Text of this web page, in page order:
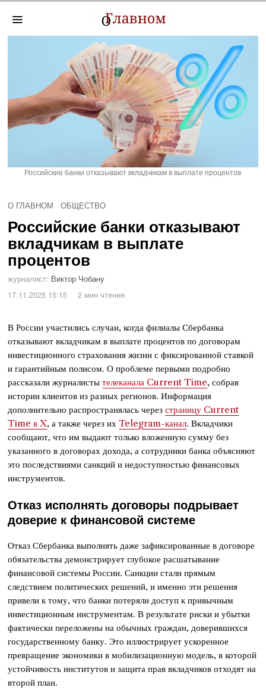
Российские банки отказывают вкладчикам в выплате процентов
О ГЛАВНОМ · ОБЩЕСТВО
Российские банки отказывают
вкладчикам в выплате
процентов
журналист: Виктор Чобану
17.11.2025 15:15
2 мин чтения
В России участились случаи, когда филиалы Сбербанка
отказывают вкладчикам в выплате процентов по договорам
инвестиционного страхования жизни с фиксированной ставкой
и гарантийным полисом. О проблеме первыми подробно
рассказали журналистытелеканала Current Time, собрав
истории клиентов из разных регионов. Информация
дополнительно распространялась черезстраницу Current
Time в X, а также через ихTelegram-канал. Вкладчики
сообщают, что им выдают только вложенную сумму без
указанного в договорах дохода, а сотрудники банка объясняют
это последствиями санкций и недоступностью финансовых
инструментов.
Отказ исполнять договоры подрывает
доверие к финансовой системе
Отказ Сбербанка выполнять даже зафиксированные в договоре
обязательства демонстрирует глубокое расшатывание
финансовой системы России. Санкции стали прямым
следствием политических решений, и именно эти решения
привели к тому, что банки потеряли доступ к привычным
инвестиционным инструментам. В результате риски и убытки
фактически переложены на обычных граждан, доверившихся
государственному банку. Это иллюстрирует ускоренное
превращение экономики в мобилизационную модель, в которой
устойчивость институтов и защита прав вкладчиков отходят на
второй план.